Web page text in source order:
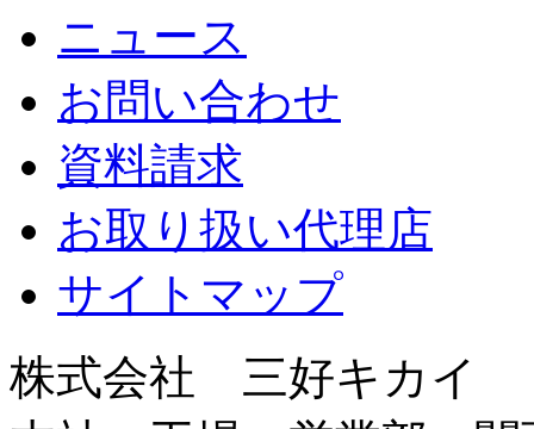
ニュース
お問い合わせ
資料請求
お取り扱い代理店
サイトマップ
株式会社 三好キカイ